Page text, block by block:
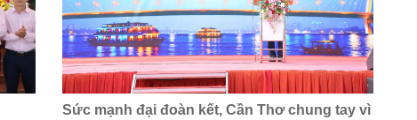
Sức mạnh đại đoàn kết, Cần Thơ chung tay vì